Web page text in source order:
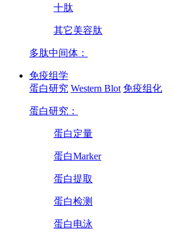
十肽
其它美容肽
多肽中间体：
免疫组学
蛋白研究 Western Blot 免疫组化
蛋白研究：
蛋白定量
蛋白Marker
蛋白提取
蛋白检测
蛋白电泳